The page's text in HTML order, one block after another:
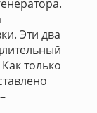
Эти два
только